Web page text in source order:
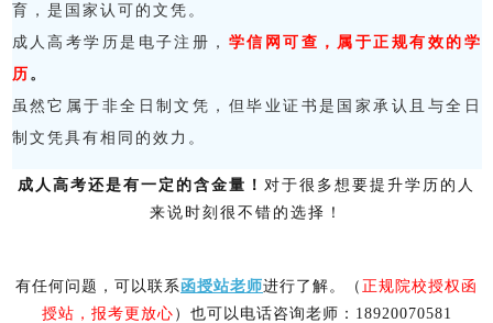
育，是国家认可的文凭。
成人高考学历是电子注册， 学信网可查，属于正规有效的学
历 。
虽然它属于非全日制文凭，但毕业证书是国家承认且与全日
制文凭具有相同的效力。
成人高考还是有一定的含金量！ 对于很多想要提升学历的人
来说时刻很不错的选择！
有任何问题，可以联系 函授站老师进行了解。（ 正规院校授权函
授站，报考更放心 ） 也可以电话咨询老师：18920070581